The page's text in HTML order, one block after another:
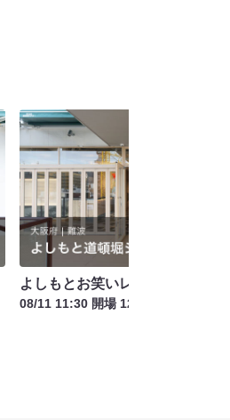
よしもとお笑いレストラン
08/11 11:30 開場 12:00 開演